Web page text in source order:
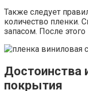
Также следует
количество пленки.
запасом. После
Достоинства
покрытия